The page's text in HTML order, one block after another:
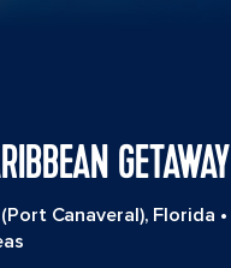
GETAWAY
Canaveral), Florida •